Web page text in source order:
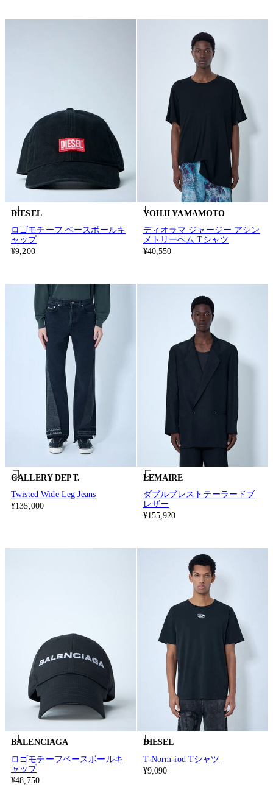
DIESEL
ロゴモチーフ ベースボールキ
ャップ
¥9,200
YOHJI YAMAMOTO
ディオラマ ジャージー アシン
メトリーヘム Tシャツ
¥40,550
GALLERY DEPT.
Twisted Wide Leg Jeans
¥135,000
LEMAIRE
ダブルブレストテーラードブ
レザー
¥155,920
BALENCIAGA
ロゴモチーフベースボールキ
ャップ
¥48,750
DIESEL
T-Norm-iod Tシャツ
¥9,090